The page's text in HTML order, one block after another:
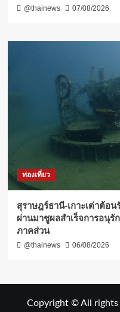
@thainews 07/08/2026
ท่องเที่ยว
สุราษฎร์ธานี-เกาะเต่าต้อ
ผ่านมาชูผลสำเร็จการอนุรั
ภาคส่วน
@thainews 06/08/2026
Copyright © All rights